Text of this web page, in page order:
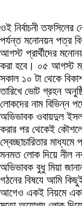
ওই নির্বাচনী
পর্যন্ত মনোনয়ন পত্র
আগস্ট প্রার্থীদের
করা হবে। ০৫ আগস্ট
সকাল ১০ টা থেকে
তারিখে ভোট গ্রহন
লোকদের নাম বিভিন্ন
অভিভাবক ওবায়দুল
করার পর থেকেই
স্বেচ্ছাচারিতার
মনমত লোক দিয়ে নীল
অভিভাবক বুধু মিয়া
গঠনের বিষযে আমি
আগেও একই নিয়মে